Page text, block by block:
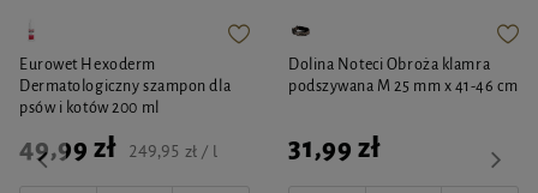
Eurowet Hexoderm
Dermatologiczny szampon dla
psów i kotów 200 ml
49,99 zł 249,95 zł / l
Dolina Noteci Obroża klamra
podszywana M 25 mm x 41-46 cm
31,99 zł